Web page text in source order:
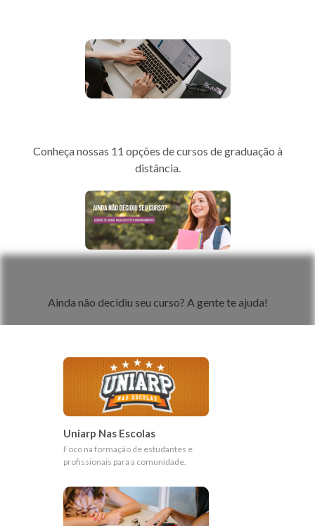
Ainda não decidiu seu curso? A gente te ajuda!
Conheça nossas 11 opções de cursos de graduação à
distância.
Uniarp Nas Escolas
Foco na formação de estudantes e
profissionais para a comunidade.